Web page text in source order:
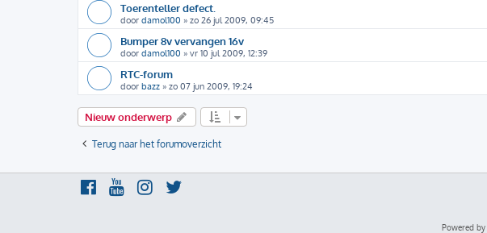
Toerenteller defect.
door damol100 » zo 26 jul 2009, 09:45
Bumper 8v vervangen 16v
door damol100 » vr 10 jul 2009, 12:39
RTC-forum
door bazz » zo 07 jun 2009, 19:24
Nieuw onderwerp
Terug naar het forumoverzicht
Powered by